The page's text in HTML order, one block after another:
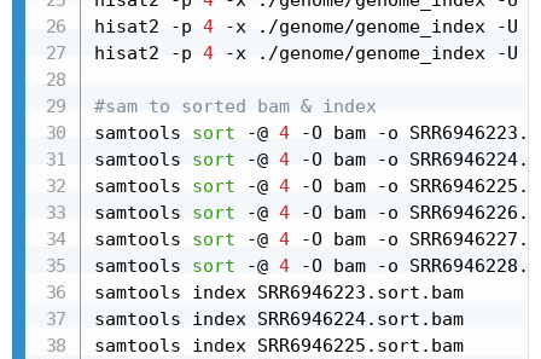
hisat2 -p 4 -x ./genome/genome_index -U
hisat2 -p 4 -x ./genome/genome_index -U
#sam to sorted bam & index
samtools sort -@ 4 -O bam -o
samtools sort -@ 4 -O bam -o
samtools sort -@ 4 -O bam -o
samtools sort -@ 4 -O bam -o
samtools sort -@ 4 -O bam -o
samtools sort -@ 4 -O bam -o
samtools index SRR6946223.sort.bam
samtools index SRR6946224.sort.bam
samtools index SRR6946225.sort.bam